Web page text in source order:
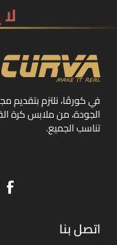
في كورڤا، نلتزم بتقديم
الجودة، من ملابس كرة
تناسب الجميع.
اتصل بنا